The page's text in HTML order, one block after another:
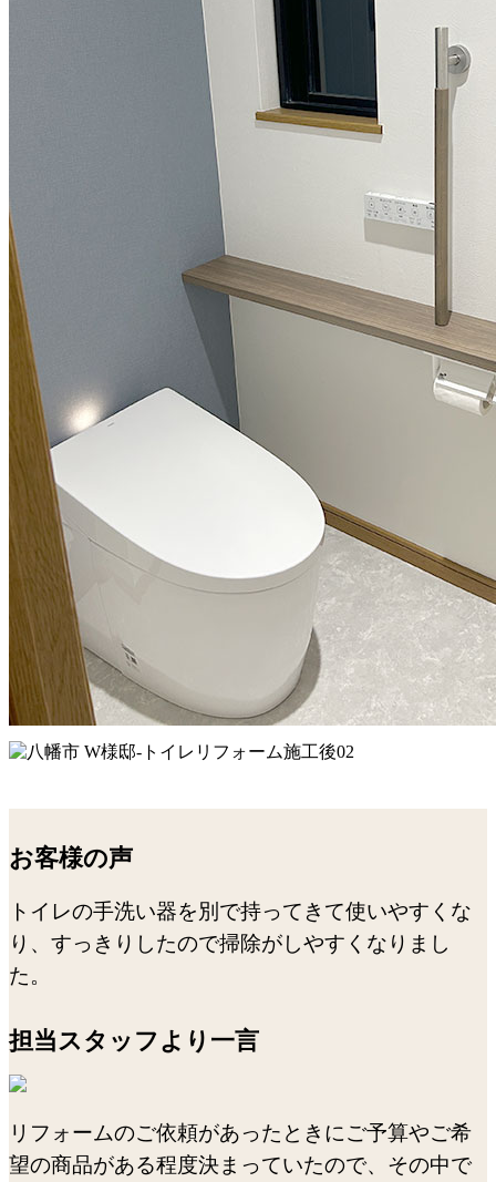
お客様の声
トイレの手洗い器を別で持ってきて使いやすくな
り、すっきりしたので掃除がしやすくなりまし
た。
担当スタッフより一言
リフォームのご依頼があったときにご予算やご希
望の商品がある程度決まっていたので、その中で